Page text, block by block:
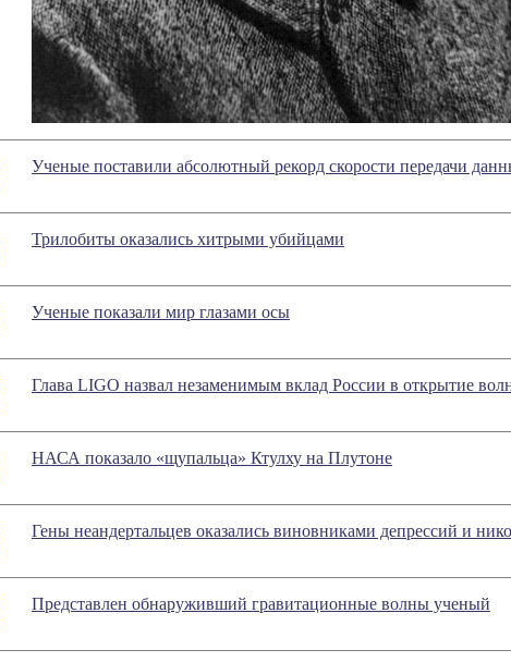
Ученые поставили абсолютный рекорд скорости передачи
Трилобиты оказались хитрыми убийцами
Ученые показали мир глазами осы
Глава LIGO назвал незаменимым вклад России в открытие
НАСА показало «щупальца» Ктулху на Плутоне
Гены неандертальцев оказались виновниками депрессий и
Представлен обнаруживший гравитационные волны ученый